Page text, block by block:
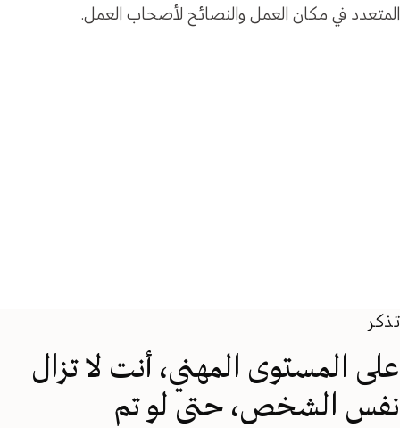
المتعدد في مكان العمل والنصائح لأصحاب العمل.
تذكر
على المستوى المهني، أنت لا تزال
نفس الشخص، حتى لو تم